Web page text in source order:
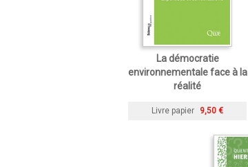
La démocratie
environnementale face à la
réalité
Livre papier 9,50 €